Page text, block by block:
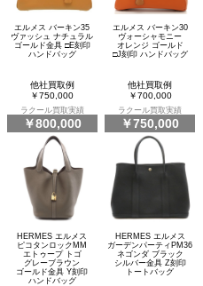
エルメス バーキン35
ヴァッシュ ナチュラル
ゴールド金具 □E刻印
ハンドバッグ
他社買取例
￥750,000
ラクール買取実績
￥800,000
エルメス バーキン30
ヴォーシャモニー
オレンジ ゴールド
□J刻印 ハンドバッグ
他社買取例
￥700,000
ラクール買取実績
￥750,000
HERMES エルメス
ピコタンロックMM
エトゥープ トゴ
グレーブラウン
ゴールド金具 Y刻印
ハンドバッグ
HERMES エルメス
ガーデンパーティPM36
ネゴンダ ブラック
シルバー金具 Z刻印
トートバッグ